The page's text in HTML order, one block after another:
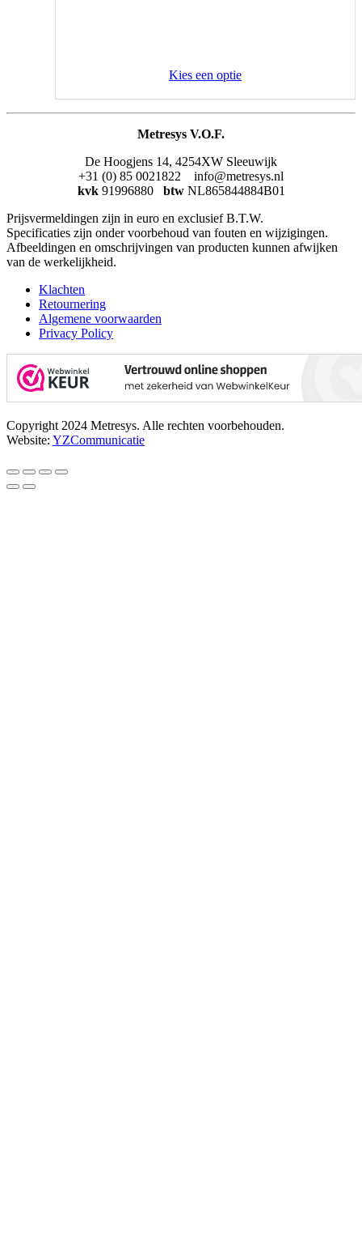
Kies een optie
Metresys V.O.F.
De Hoogjens 14, 4254XW Sleeuwijk
+31 (0) 85 0021822 info@metresys.nl
kvk 91996880 btw NL865844884B01
Prijsvermeldingen zijn in euro en exclusief B.T.W.
Specificaties zijn onder voorbehoud van fouten en wijzigingen.
Afbeeldingen en omschrijvingen van producten kunnen afwijken
van de werkelijkheid.
Klachten
Retournering
Algemene voorwaarden
Privacy Policy
Copyright 2024 Metresys. Alle rechten voorbehouden.
Website: YZCommunicatie